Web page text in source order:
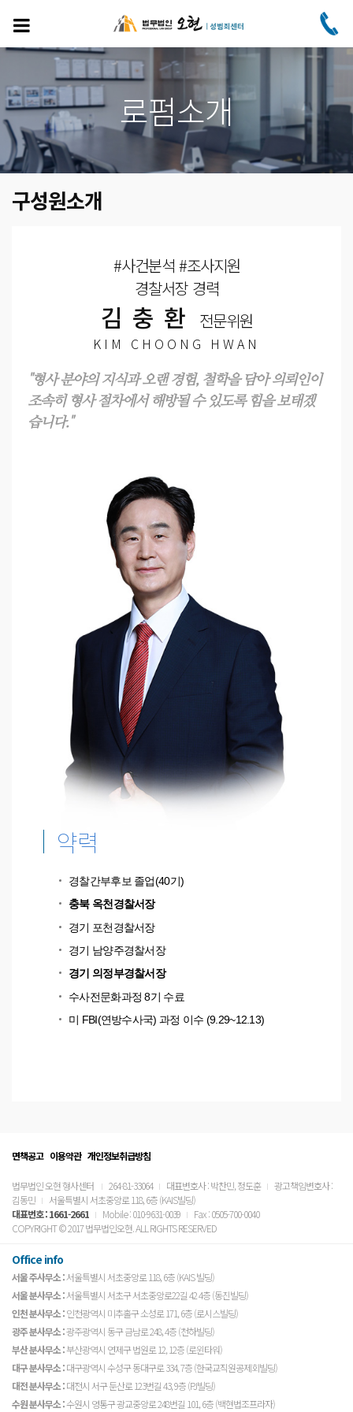
주
요
콘
로
건
너
뛰
기
로펌소개
구성원소개
#사건분석 #조사지원
경찰서장 경력
김충환 전문위원
KIM CHOONG HWAN
"형사 분야의 지식과 오랜 경험, 철학을 담아 의뢰인이
조속히 형사 절차에서 해방될 수 있도록 힘을 보태겠
습니다."
약력
경찰간부후보 졸업(40기)
충북 옥천경찰서장
경기 포천경찰서장
경기 남양주경찰서장
경기 의정부경찰서장
수사전문화과정 8기 수료
미 FBI(연방수사국) 과정 이수 (9.29~12.13)
면책공고 이용약관 개인정보취급방침
법무법인 오현 형사센터 264-81-33064 대표변호사 : 박찬민, 정도훈
광고책임변호사 :
김동민
서울특별시 서초중앙로 118, 6층 (KAIS빌딩)
대표번호 :1661-2661 Mobile : 010-9631-0039
Fax : 0505-700-0040
COPYRIGHT © 2017 법무법인오현. ALL RIGHTS RESERVED
Office info
서울 주사무소 :서울특별시 서초중앙로 118, 6층 (KAIS 빌딩)
서울 분사무소 :서울특별시 서초구 서초중앙로22길 42 4층 (동진빌딩)
인천 분사무소 :인천광역시 미추홀구 소성로 171, 6층 (로시스빌딩)
광주 분사무소 :광주광역시 동구 금남로 248, 4층 (천하빌딩)
부산 분사무소 :부산광역시 연제구 법원로 12, 12층 (로윈타워)
대구 분사무소 :대구광역시 수성구 동대구로 334, 7층 (한국교직원공제회빌딩)
대전 분사무소 :대전시 서구 둔산로 123번길 43, 9층 (PJ빌딩)
수원 분사무소 :수원시 영통구 광교중앙로 248번길 101, 6층 (백현법조프라자)